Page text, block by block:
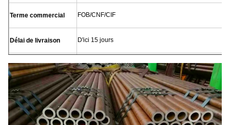
Terme commercial FOB/CNF/CIF
Délai de livraison D'ici 15 jours
Paquet
2, petit OD : Emballé par les bandes en acier, par
paquet
3, selon à des clients